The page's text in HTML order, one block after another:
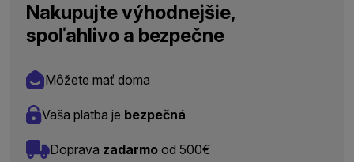
Nakupujte výhodnejšie,
spoľahlivo a bezpečne
Môžete mať doma
Vaša platba je bezpečná
Doprava zadarmo od 500€